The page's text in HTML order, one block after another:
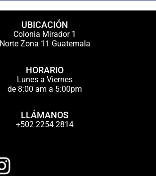
UBICACIÓN
Colonia Mirador 1
Norte Zona 11 Guatemala
HORARIO
Lunes a Viernes
de 8:00 am a 5:00pm
LLÁMANOS
+502 2254 2814